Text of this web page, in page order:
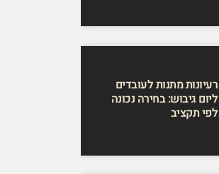
רעיונות מתנות לעובדים
ליום גיבוש: בחירה נכונה
לפי תקציב